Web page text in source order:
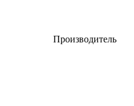
Производитель